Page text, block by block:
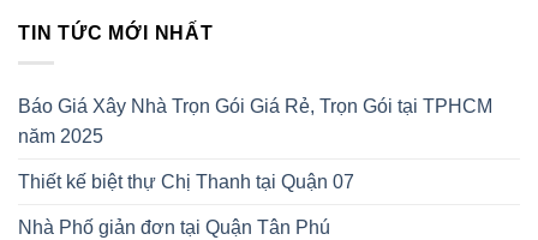
TIN TỨC MỚI NHẤT
Báo Giá Xây Nhà Trọn Gói Giá Rẻ, Trọn Gói tại TPHCM
năm 2025
Thiết kế biệt thự Chị Thanh tại Quận 07
Nhà Phố giản đơn tại Quận Tân Phú